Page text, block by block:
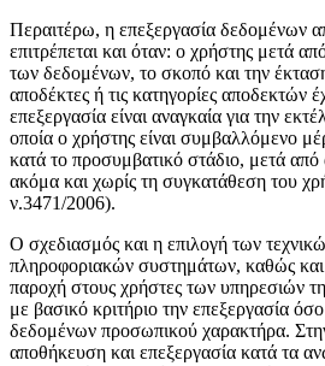
Περαιτέρω, η επεξεργασία δεδομένων
επιτρέπεται και όταν: ο χρήστης μετά
των δεδομένων, το σκοπό και την
αποδέκτες ή τις κατηγορίες αποδεκτών
επεξεργασία είναι αναγκαία για την
οποία ο χρήστης είναι συμβαλλόμενο
κατά το προσυμβατικό στάδιο, μετά
ακόμα και χωρίς τη συγκατάθεση του
ν.3471/2006).
Ο σχεδιασμός και η επιλογή των
πληροφοριακών συστημάτων, καθώς και
παροχή στους χρήστες των υπηρεσιών
με βασικό κριτήριο την επεξεργασία
δεδομένων προσωπικού χαρακτήρα.
αποθήκευση και επεξεργασία κατά τα